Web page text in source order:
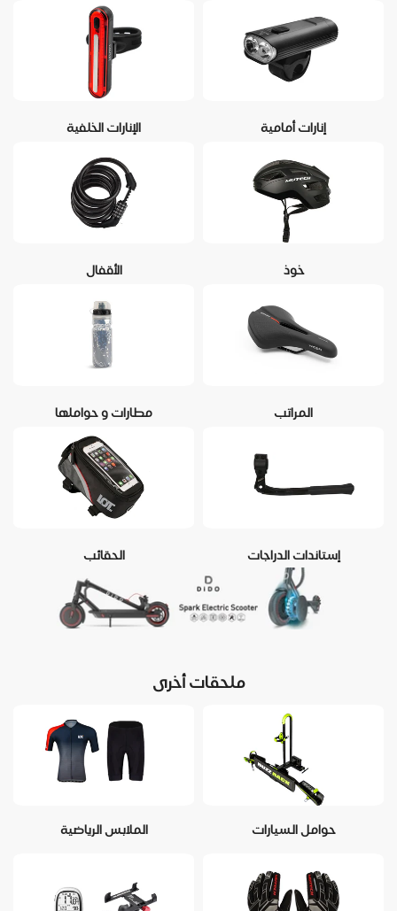
إنارات أمامية الإنارات الخلفية
خوذ الأقفال
المراتب مطارات و حواملها
إستاندات الدراجات الحقائب
ملحقات أخرى
حوامل السيارات الملابس الرياضية